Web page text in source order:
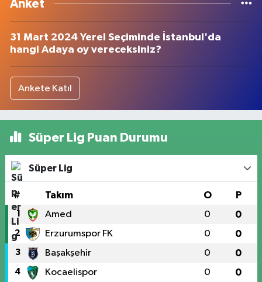
Anket
31 Mart 2024 Yerel Seçiminde İstanbul'da
hangi Adaya oy vereceksiniz?
Ankete Katıl
Süper Lig Puan Durumu
Süper Lig
# Takım O P
1 Amed 0 0
2 Erzurumspor FK 0 0
3 Başakşehir 0 0
4 Kocaelispor 0 0